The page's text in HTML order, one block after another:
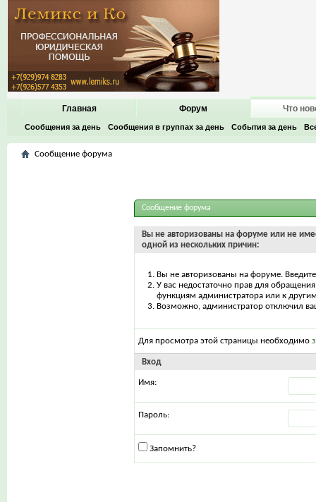
Главная Форум Что
Сообщения за день Сообщения в группах за день События за день
Сообщение форума
Сообщение форума
Вы не авторизованы на форуме или не
одной из нескольких причин:
Вы не авторизованы на форуме.
У вас недостаточно прав для
функциям администратора или к
Возможно, администратор отключил
Для просмотра этой страницы необходимо
Вход
Имя:
Пароль:
Запомнить?